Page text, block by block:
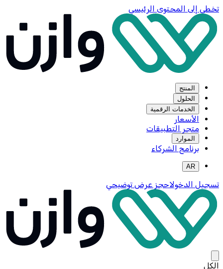
تخطي إلى المحتوى الرئيسي
المنتج
الحلول
الخدمات الرقمية
الأسعار
متجر التطبيقات
الموارد
برنامج الشركاء
AR
تسجيل الدخولاحجز عرض توضيحي
الكل